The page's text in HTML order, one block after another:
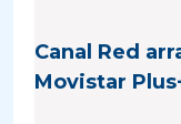
Canal Red
Movistar